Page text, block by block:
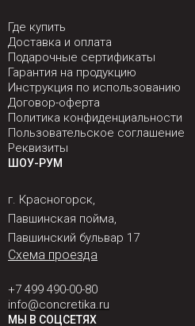
Где купить
Доставка и оплата
Подарочные сертификаты
Гарантия на продукцию
Инструкция по использованию
Договор-оферта
Политика конфиденциальности
Пользовательское соглашение
Реквизиты
ШОУ-РУМ
г. Красногорск,
Павшинская пойма,
Павшинский бульвар 17
Схема проезда
+7 499 490-00-80
info@concretika.ru
МЫ В СОЦСЕТЯХ